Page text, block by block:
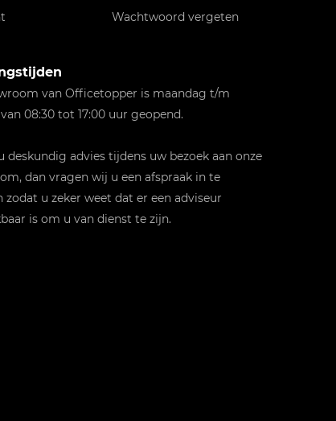
Wachtwoord vergeten
van Officetopper is maandag t/m
08:30 tot 17:00 uur geopend.
deskundig advies tijdens uw bezoek aan onze
dan vragen wij u een afspraak in te
zodat u zeker weet dat er een adviseur
is om u van dienst te zijn.